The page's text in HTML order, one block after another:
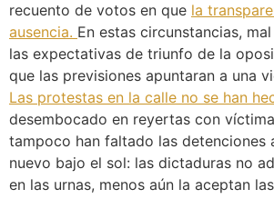
recuento de votos en que la
ausencia. En estas circunstancias,
las expectativas de triunfo de la
que las previsiones apuntaran a una
Las protestas en la calle no se han
desembocado en reyertas con
tampoco han faltado las detenciones
nuevo bajo el sol: las dictaduras no
en las urnas, menos aún la aceptan